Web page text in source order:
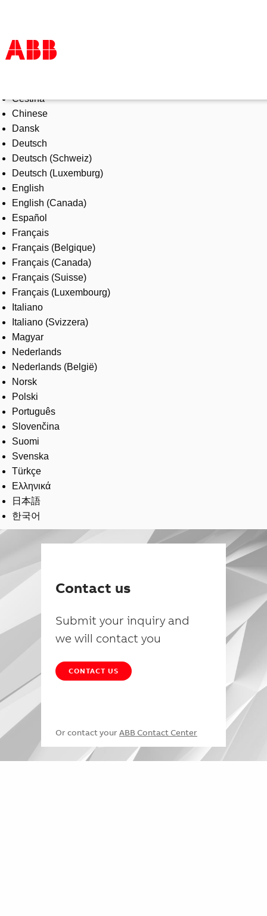
Products & Solutions
Industries
Services
About us
Where to buy
Contact us
Careers
Čeština
Chinese
Dansk
Deutsch
Deutsch (Schweiz)
Deutsch (Luxemburg)
English
English (Canada)
Español
Français
Français (Belgique)
Français (Canada)
Français (Suisse)
Français (Luxembourg)
Italiano
Italiano (Svizzera)
Magyar
Nederlands
Nederlands (België)
Norsk
Polski
Português
Slovenčina
Suomi
Svenska
Türkçe
Ελληνικά
日本語
한국어
Contact us
Submit your inquiry and
we will contact you
CONTACT US
Or contact your ABB Contact Center